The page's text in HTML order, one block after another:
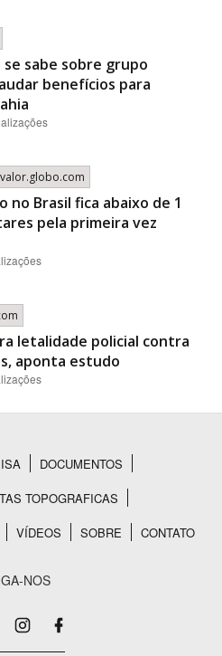
sabe sobre grupo
benefícios para
no Brasil fica abaixo de 1
pela primeira vez
letalidade policial contra
aponta estudo
DOCUMENTOS
TOPOGRAFICAS
VÍDEOS SOBRE CONTATO
NOS